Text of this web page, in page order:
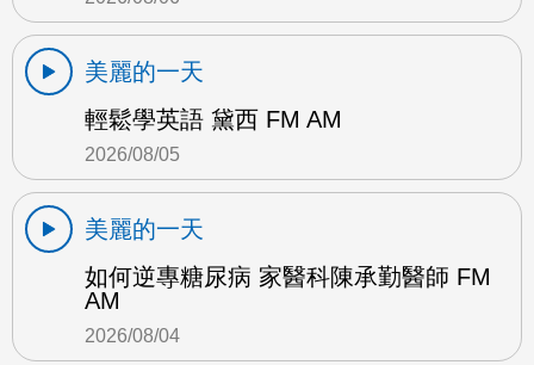
美麗的一天
輕鬆學英語 黛西 FM AM
2026/08/05
美麗的一天
如何逆專糖尿病 家醫科陳承勤醫師 FM
AM
2026/08/04